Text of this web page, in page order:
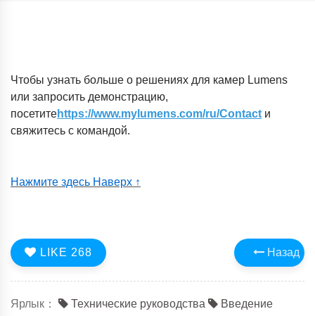
Чтобы узнать больше о решениях для камер Lumens
или запросить демонстрацию,
посетитеhttps://www.mylumens.com/ru/Contact и
свяжитесь с командой.
Нажмите здесь Наверх ↑
Назад
LIKE 268
Ярлык： Технические руководства Введение